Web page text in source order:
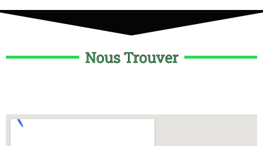
Nous Trouver